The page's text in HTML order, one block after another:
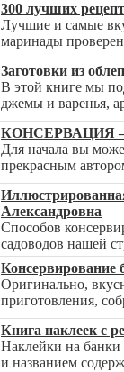
300 лучших
Лучшие и самые
маринады
Заготовки из
В этой книге мы
джемы и варенья,
КОНСЕРВАЦИЯ —
Для начала вы
прекрасным
Александровна
Способов
садоводов нашей
Консервирование
Оригинально,
приготовления,
Книга наклеек с
Наклейки на банки
и названием